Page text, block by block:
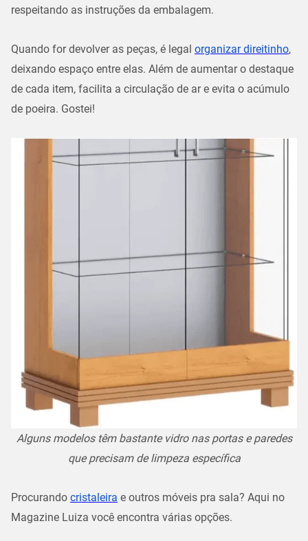
respeitando as instruções da embalagem.
Quando for devolver as peças, é legal organizar direitinho,
deixando espaço entre elas. Além de aumentar o destaque
de cada item, facilita a circulação de ar e evita o acúmulo
de poeira. Gostei!
Alguns modelos têm bastante vidro nas portas e paredes
que precisam de limpeza específica
Procurando cristaleira e outros móveis pra sala? Aqui no
Magazine Luiza você encontra várias opções.